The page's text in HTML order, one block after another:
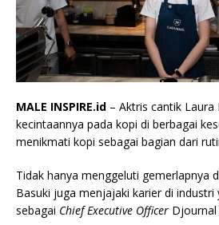
MALE INSPIRE.id – Aktris cantik Laura
kecintaannya pada kopi di berbagai
menikmati kopi sebagai bagian dari
Tidak hanya menggeluti gemerlapnya
Basuki juga menjajaki karier di industri
sebagai Chief Executive Officer Djournal